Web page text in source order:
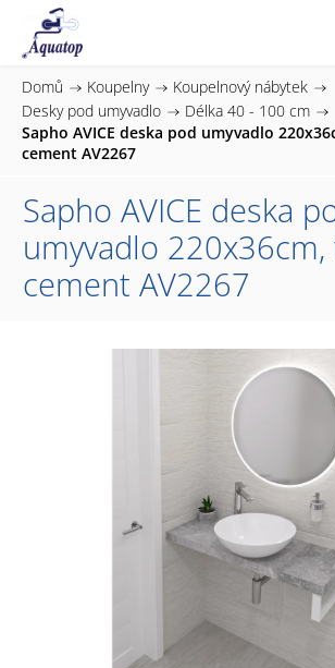
Domů / Koupelny / Koupelnový nábytek /
Desky pod umyvadlo / Délka 40 - 100 cm /
Sapho AVICE deska pod umyvadlo
cement AV2267
Sapho AVICE deska
umyvadlo
cement AV2267